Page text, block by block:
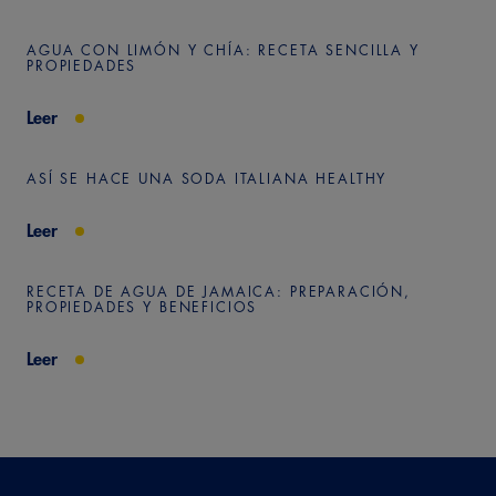
AGUA CON LIMÓN Y CHÍA: RECETA SENCILLA Y
PROPIEDADES
Leer
ASÍ SE HACE UNA SODA ITALIANA HEALTHY
Leer
RECETA DE AGUA DE JAMAICA: PREPARACIÓN,
PROPIEDADES Y BENEFICIOS
Leer